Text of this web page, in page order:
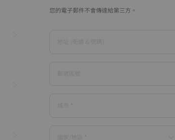
您的電子郵件不會傳達給第三方。